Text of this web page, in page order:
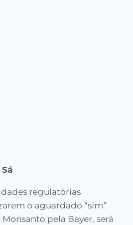
regulatórias
o aguardado “sim”
pela Bayer, será